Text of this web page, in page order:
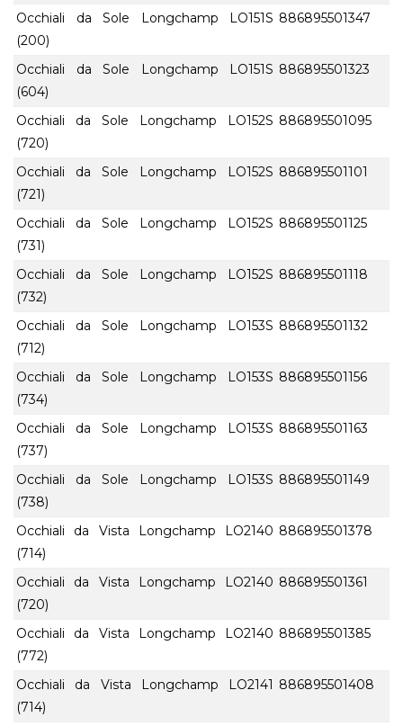
Occhiali da Sole Longchamp LO151S
(200)
886895501347
Occhiali da Sole Longchamp LO151S
(604)
886895501323
Occhiali da Sole Longchamp LO152S
(720)
886895501095
Occhiali da Sole Longchamp LO152S
(721)
886895501101
Occhiali da Sole Longchamp LO152S
(731)
886895501125
Occhiali da Sole Longchamp LO152S
(732)
886895501118
Occhiali da Sole Longchamp LO153S
(712)
886895501132
Occhiali da Sole Longchamp LO153S
(734)
886895501156
Occhiali da Sole Longchamp LO153S
(737)
886895501163
Occhiali da Sole Longchamp LO153S
(738)
886895501149
Occhiali da Vista Longchamp LO2140
(714)
886895501378
Occhiali da Vista Longchamp LO2140
(720)
886895501361
Occhiali da Vista Longchamp LO2140
(772)
886895501385
Occhiali da Vista Longchamp LO2141
(714)
886895501408